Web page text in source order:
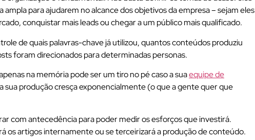
ampla para ajudarem no alcance dos objetivos da empresa – sejam eles
conquistar mais leads ou chegar a um público mais qualificado.
de quais palavras-chave já utilizou, quantos conteúdos produziu
foram direcionados para determinadas personas.
na memória pode ser um tiro no pé caso a suaequipe de
sua produção cresça exponencialmente (o que a gente quer que
com antecedência para poder medir os esforços que investirá.
os artigos internamente ou se terceirizará a produção de conteúdo.